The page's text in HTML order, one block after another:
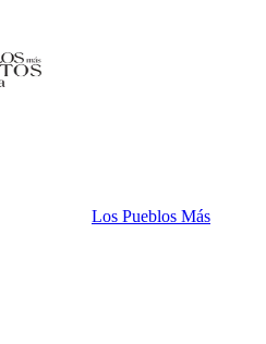
Los Pueblos Más